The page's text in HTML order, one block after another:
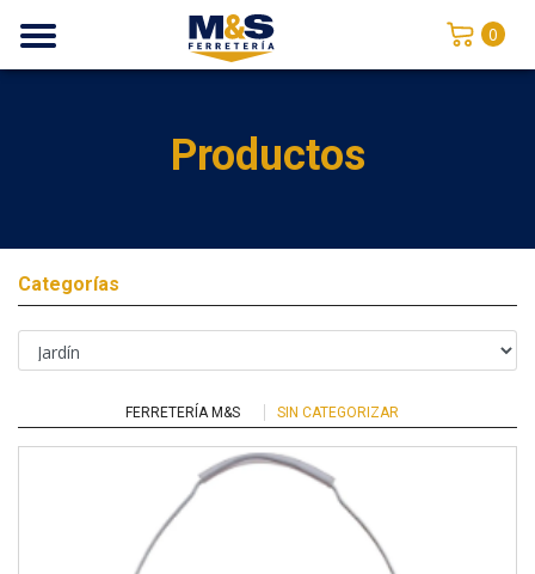
0
Productos
Categorías
FERRETERÍA M&S SIN CATEGORIZAR